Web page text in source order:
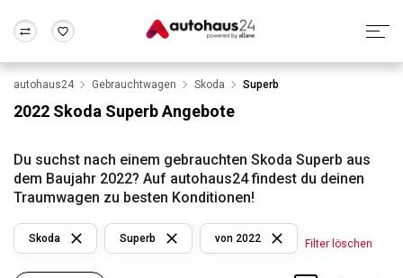
Wir bewerten dein Auto
Alle Fragen & Antworten
Rund um die Inzahlungnahme
Frankfurt Wuppertal
autohaus24 Gebrauchtwagen Skoda Superb
2022 Skoda Superb Angebote
Du suchst nach einem gebrauchten Skoda Superb aus
dem Baujahr 2022? Auf autohaus24 findest du deinen
Traumwagen zu besten Konditionen!
Skoda Superb von 2022 Filter löschen